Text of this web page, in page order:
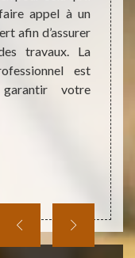
appel à un
afin d’assurer
travaux. La
est
votre
La